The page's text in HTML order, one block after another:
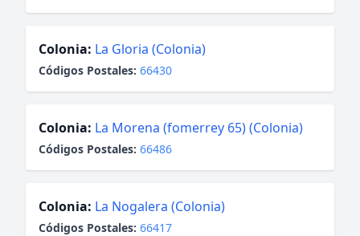
Colonia: La Gloria (Colonia)
Códigos Postales: 66430
Colonia: La Morena (fomerrey 65) (Colonia)
Códigos Postales: 66486
Colonia: La Nogalera (Colonia)
Códigos Postales: 66417